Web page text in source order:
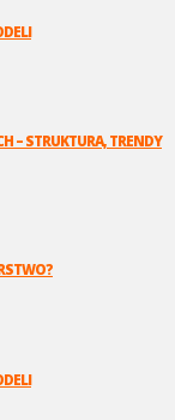
– STRUKTURA, TRENDY